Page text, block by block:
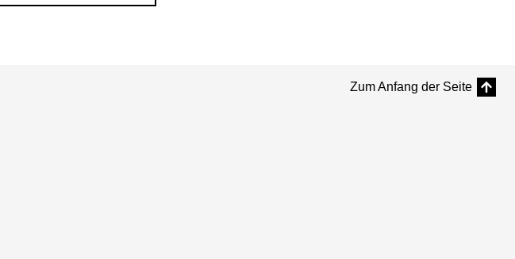
Zum Anfang der Seite